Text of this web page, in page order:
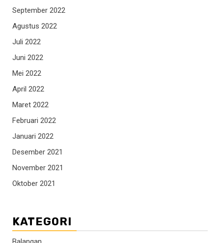
September 2022
Agustus 2022
Juli 2022
Juni 2022
Mei 2022
April 2022
Maret 2022
Februari 2022
Januari 2022
Desember 2021
November 2021
Oktober 2021
KATEGORI